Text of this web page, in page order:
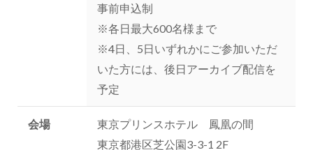
事前申込制
※各日最大600名様まで
※4日、5日いずれかにご参加いただ
いた方には、後日アーカイブ配信を
予定
会場
東京プリンスホテル 鳳凰の間
東京都港区芝公園3-3-1 2F